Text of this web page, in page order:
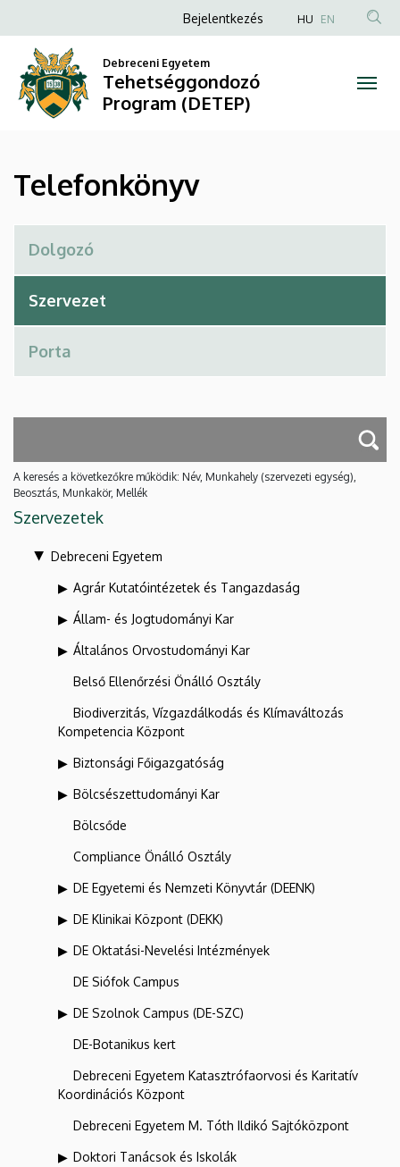
Telefonkönyv
Tehetséggondozó
Program
(DETEP)
a
tartalomra
Anonim
fiók
menüje
Bejelentkezés HU EN
Debreceni Egyetem
Tehetséggondozó
Program (DETEP)
Telefonkönyv
A keresés a következőkre működik: Név, Munkahely (szervezeti egység),
Beosztás, Munkakör, Mellék
Szervezetek
Debreceni Egyetem
Agrár Kutatóintézetek és Tangazdaság
Állam- és Jogtudományi Kar
Általános Orvostudományi Kar
Belső Ellenőrzési Önálló Osztály
Biodiverzitás, Vízgazdálkodás és Klímaváltozás
Kompetencia Központ
Biztonsági Főigazgatóság
Bölcsészettudományi Kar
Bölcsőde
Compliance Önálló Osztály
DE Egyetemi és Nemzeti Könyvtár (DEENK)
DE Klinikai Központ (DEKK)
DE Oktatási-Nevelési Intézmények
DE Siófok Campus
DE Szolnok Campus (DE-SZC)
DE-Botanikus kert
Debreceni Egyetem Katasztrófaorvosi és Karitatív
Koordinációs Központ
Debreceni Egyetem M. Tóth Ildikó Sajtóközpont
Doktori Tanácsok és Iskolák